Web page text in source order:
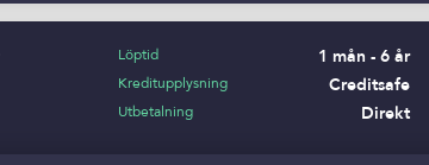
Löptid 1 mån - 6 år
Kreditupplysning Creditsafe
Utbetalning Direkt